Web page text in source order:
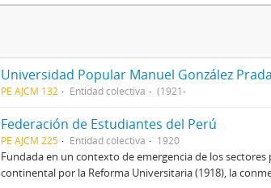
Universidad Popular Manuel González Prada
PE AJCM 132 Entidad colectiva (1921-
Federación de Estudiantes del Perú
PE AJCM 225 Entidad colectiva 1920
Fundada en un contexto de emergencia de los
continental por la Reforma Universitaria (1918), la